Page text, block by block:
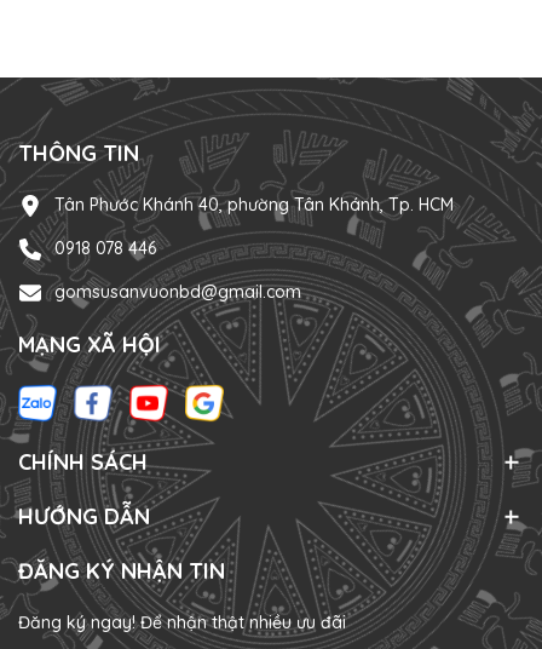
THÔNG TIN
Tân Phước Khánh 40, phường Tân Khánh, Tp. HCM
0918 078 446
gomsusanvuonbd@gmail.com
MẠNG XÃ HỘI
CHÍNH SÁCH
HƯỚNG DẪN
ĐĂNG KÝ NHẬN TIN
Đăng ký ngay! Để nhận thật nhiều ưu đãi